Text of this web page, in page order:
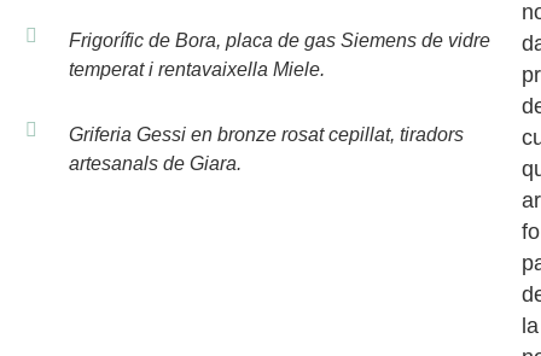
Frigorífic de Bora, placa de gas Siemens de vidre
temperat i rentavaixella Miele.
Griferia Gessi en bronze rosat cepillat, tiradors
artesanals de Giara.
la